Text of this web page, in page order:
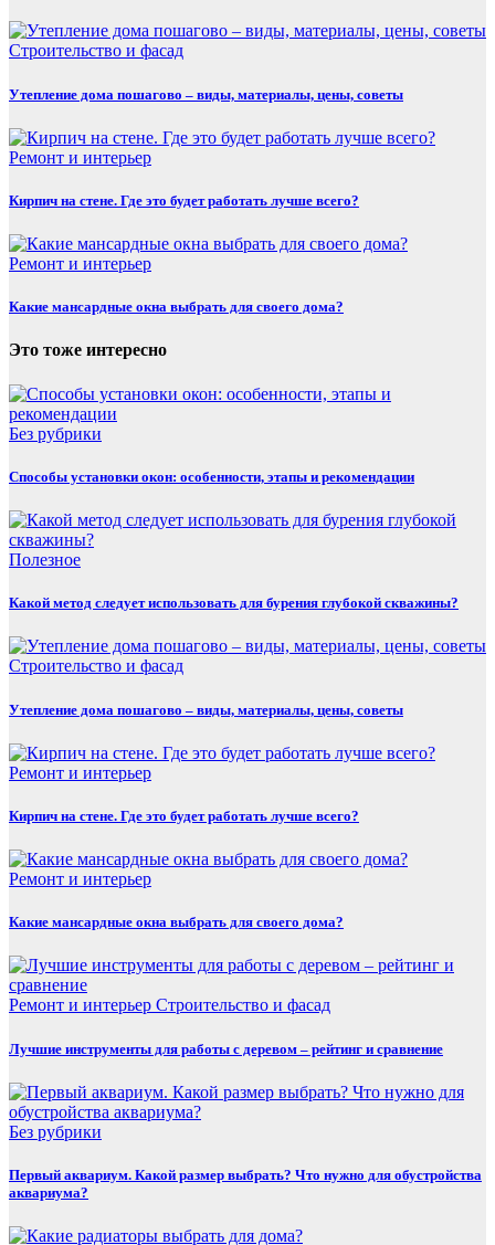
Строительство и фасад
Утепление дома пошагово – виды, материалы, цены, советы
Ремонт и интерьер
Кирпич на стене. Где это будет работать лучше всего?
Ремонт и интерьер
Какие мансардные окна выбрать для своего дома?
Это тоже интересно
Без рубрики
Способы установки окон: особенности, этапы и рекомендации
Полезнoe
Какой метод следует использовать для бурения глубокой скважины?
Строительство и фасад
Утепление дома пошагово – виды, материалы, цены, советы
Ремонт и интерьер
Кирпич на стене. Где это будет работать лучше всего?
Ремонт и интерьер
Какие мансардные окна выбрать для своего дома?
Ремонт и интерьер Строительство и фасад
Лучшие инструменты для работы с деревом – рейтинг и сравнение
Без рубрики
Первый аквариум. Какой размер выбрать? Что нужно для обустройства
аквариума?